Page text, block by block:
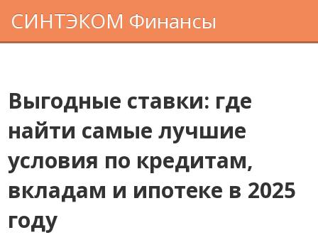
СИНТЭКОМ Финансы
Выгодные ставки: где
найти самые лучшие
условия по кредитам,
вкладам и ипотеке в 2025
году